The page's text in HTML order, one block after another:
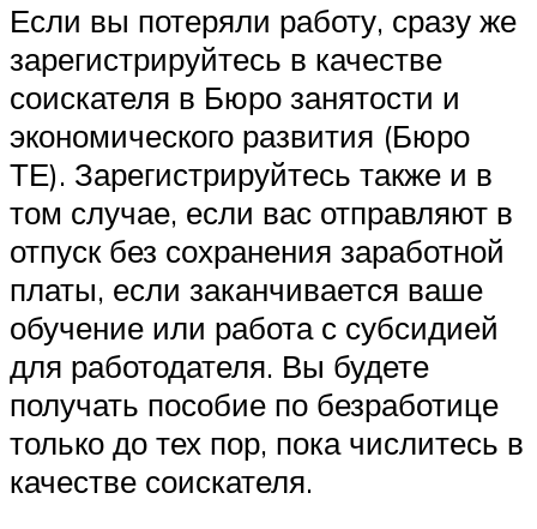
Если вы потеряли работу, сразу же
зарегистрируйтесь в качестве
соискателя в Бюро занятости и
экономического развития (Бюро
ТЕ). Зарегистрируйтесь также и в
том случае, если вас отправляют в
отпуск без сохранения заработной
платы, если заканчивается ваше
обучение или работа с субсидией
для работодателя. Вы будете
получать пособие по безработице
только до тех пор, пока числитесь в
качестве соискателя.